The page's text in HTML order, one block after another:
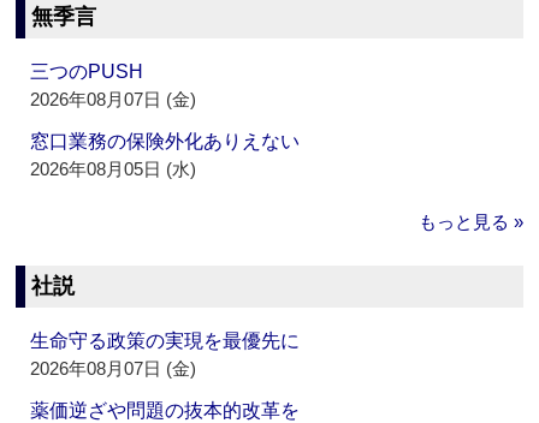
無季言
三つのPUSH
2026年08月07日 (金)
窓口業務の保険外化ありえない
2026年08月05日 (水)
もっと見る »
社説
生命守る政策の実現を最優先に
2026年08月07日 (金)
薬価逆ざや問題の抜本的改革を